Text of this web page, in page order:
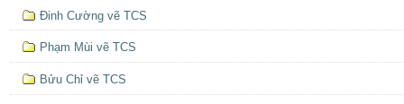
Đinh Cường vẽ TCS
Phạm Mùi vẽ TCS
Bửu Chỉ vẽ TCS